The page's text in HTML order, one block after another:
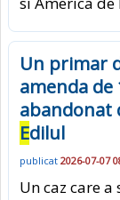
Un primar
amenda de
abandonat
Edilul
publicat 2026-07-07
Un caz care